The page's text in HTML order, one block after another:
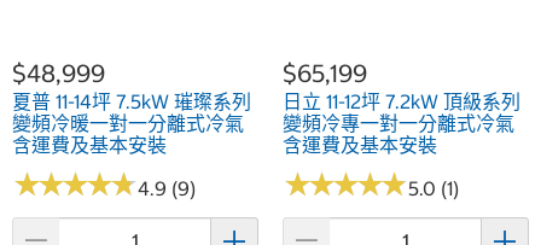
$48,999
夏普 11-14坪 7.5kW 璀璨系列
變頻冷暖一對一分離式冷氣
含運費及基本安裝
★★★★★
★★★★★4.9 (9)
$65,199
日立 11-12坪 7.2kW 頂級系列
變頻冷專一對一分離式冷氣
含運費及基本安裝
★★★★★
★★★★★5.0 (1)